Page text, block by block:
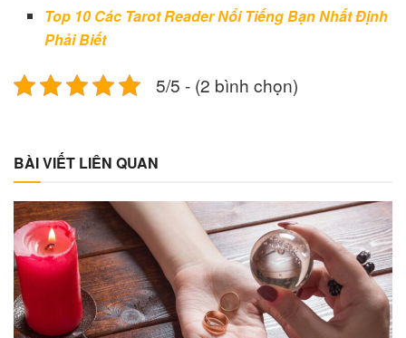
Top 10 Các Tarot Reader Nổi Tiếng Bạn Nhất Định
Phải Biết
5/5 - (2 bình chọn)
BÀI VIẾT LIÊN QUAN